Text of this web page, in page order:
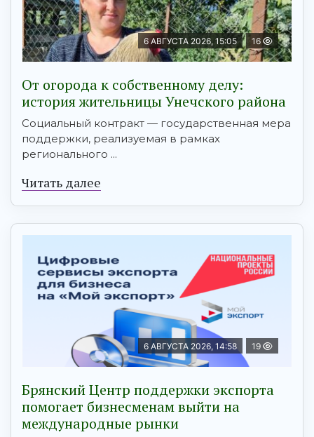
6 АВГУСТА 2026, 15:05 16
От огорода к собственному делу:
история жительницы Унечского района
Социальный контракт — государственная мера
поддержки, реализуемая в рамках
регионального ...
Читать далее
6 АВГУСТА 2026, 14:58 19
Брянский Центр поддержки экспорта
помогает бизнесменам выйти на
международные рынки